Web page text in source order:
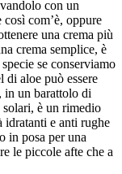
con un
com’è, oppure
una crema più
crema semplice, è
se conserviamo
aloe può essere
in un barattolo di
è un rimedio
idratanti e anti rughe
in posa per una
le piccole afte che a